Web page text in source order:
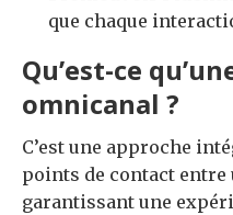
que chaque
Qu’est-ce
omnicanal ?
C’est une approche
points de contact entre
garantissant une